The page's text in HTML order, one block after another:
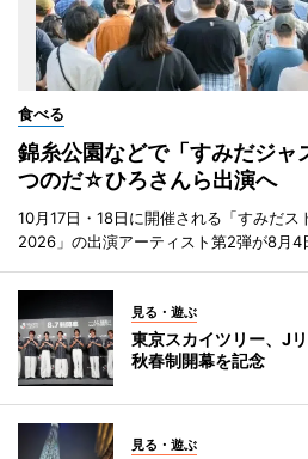
食べる
錦糸公園などで「すみだジャ
つのだ☆ひろさんら出演へ
10月17日・18日に開催される「すみだ
2026」の出演アーティスト第2弾が8月4
見る・遊ぶ
東京スカイツリー、J
秋春制開幕を記念
見る・遊ぶ